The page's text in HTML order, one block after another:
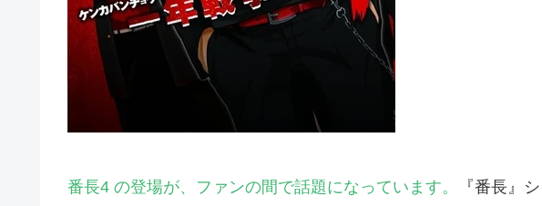
番長4 の登場が、ファンの間で話題になっています。
『番長』